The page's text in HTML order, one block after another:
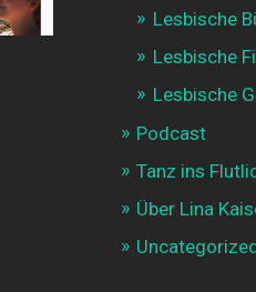
Lesbische
Lesbische
Lesbische
Podcast
Tanz ins
Über Lina